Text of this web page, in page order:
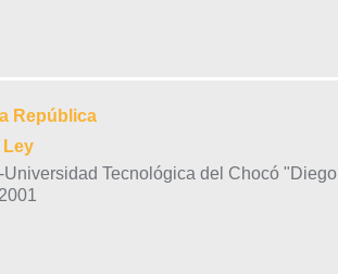
República
Ley
Tecnológica del Chocó "Diego